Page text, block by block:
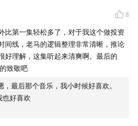
线族
敷出
？
压力
的终结？
8
比第一集轻松多了，对于我这个做投资
间线，老马的逻辑整理非常清晰，推论
好理解，这集听起来清爽啊。最后的
致敬吧
，最后那个音乐，我小时候好喜欢。
也好喜欢